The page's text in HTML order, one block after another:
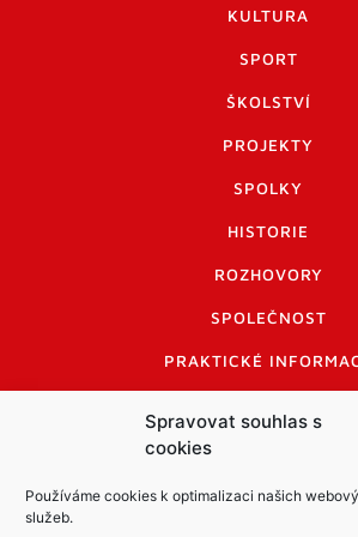
Spravovat souhlas s
cookies
Používáme cookies k optimalizaci našich
služeb.
KULTURA
SPORT
ŠKOLSTVÍ
PROJEKTY
SPOLKY
HISTORIE
ROZHOVORY
SPOLEČNOST
PRAKTICKÉ
INFORMACE A KODEX
LOGO A LOGO